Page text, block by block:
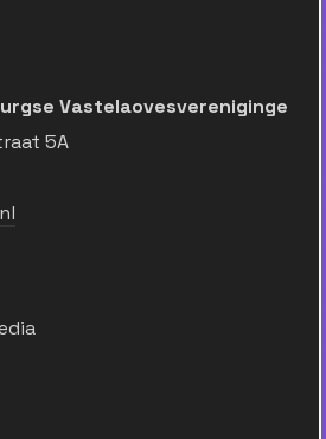
Vastelaovesvereniginge
5A